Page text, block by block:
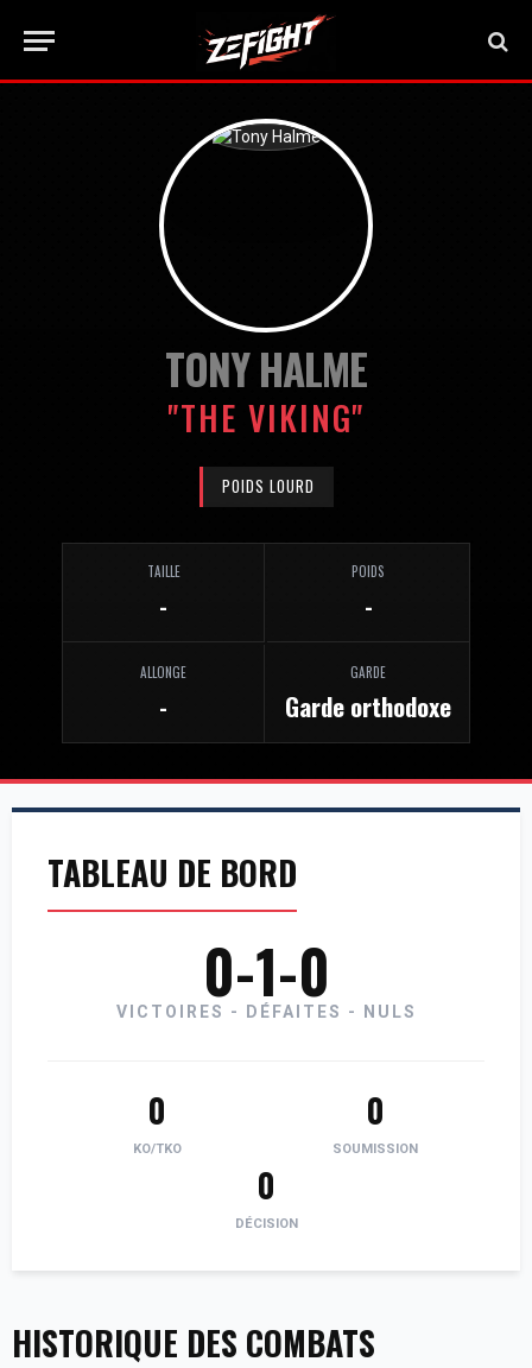
TONY HALME
"THE VIKING"
POIDS LOURD
TAILLE
-
POIDS
-
ALLONGE
-
GARDE
Garde orthodoxe
TABLEAU DE BORD
0-1-0
VICTOIRES - DÉFAITES - NULS
0
KO/TKO
0
SOUMISSION
0
DÉCISION
HISTORIQUE DES COMBATS